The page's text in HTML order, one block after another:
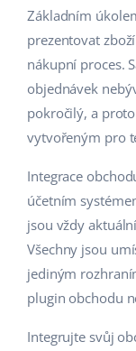
Základním
prezentovat
nákupní proces.
objednávek
pokročilý, a
vytvořeným pro
Integrace
účetním
jsou vždy
Všechny jsou
jediným
plugin obchodu
Integrujte svůj